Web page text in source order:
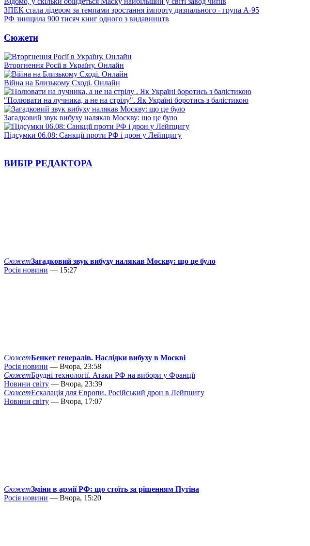
ЗПЕК стала лідером за темпами зростання імпорту дизпального - група А-95
РФ знищила 900 тисяч книг одного з видавництв
Сюжети
Вторгнення Росії в Україну. Онлайн
Війна на Близькому Сході. Онлайн
"Полювати на лучника, а не на стрілу". Як Україні боротись з балістикою
Загадковий звук вибуху налякав Москву: що це було
Підсумки 06.08: Санкції проти РФ і дрон у Лейпцигу
ВИБІР РЕДАКТОРА
СюжетЗагадковий звук вибуху налякав Москву: що це було
Росія новини — 15:27
СюжетБенкет генералів. Наслідки вибуху в Москві
Росія новини — Вчора, 23:58
СюжетБрудні технології. Атаки РФ на вибори у Франції
Новини світу — Вчора, 23:39
СюжетЕскалація для Європи. Російський дрон в Лейпцигу
Новини світу — Вчора, 17:07
СюжетЗміни в армії РФ: що стоїть за рішенням Путіна
Росія новини — Вчора, 15:20